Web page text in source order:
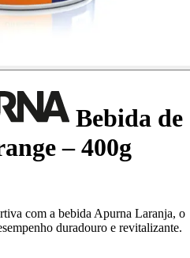
Bebida de
– 400g
com a bebida Apurna Laranja, o
duradouro e revitalizante.